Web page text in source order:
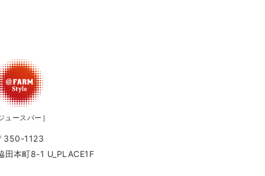
ュースバー］
350-1123
田本町8-1 U_PLACE1F